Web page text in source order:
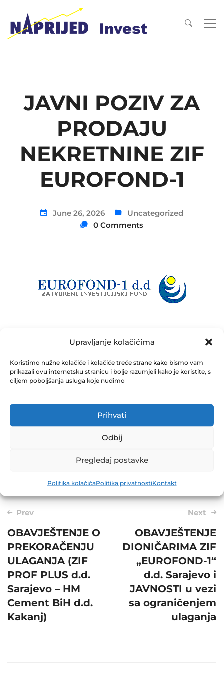
Upravljanje kolačićima
Koristimo nužne kolačiće i kolačiće treće strane kako bismo vam
prikazali ovu internetsku stranicu i bolje razumjeli kako je koristite, s
ciljem poboljšanja usluga koje nudimo
Prihvati
Odbij
Pregledaj postavke
Politika kolačićaPolitika privatnostiKontakt
JAVNI POZIV ZA
PRODAJU
NEKRETNINE ZIF
EUROFOND-1
June 26, 2026
Uncategorized
0 Comments
Javni poziv za prodaju nekretnine u vlasništvu
_EUROFOND-1_ d.d. Sarajevo 28.07.2026
Post
navigation
Prev
OBAVJEŠTENJE O
PREKORAČENJU
ULAGANJA (ZIF
PROF PLUS d.d.
Sarajevo – HM
Cement BiH d.d.
Kakanj)
Next
OBAVJEŠTENJE
DIONIČARIMA ZIF
„EUROFOND-1“
d.d. Sarajevo i
JAVNOSTI u vezi
sa ograničenjem
ulaganja